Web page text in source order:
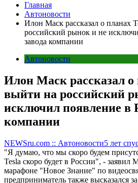
Главная
Автоновости
Илон Маск рассказал о планах
российский рынок и не
завода компании
Автоновости
Илон Маск рассказал о
выйти на российский
исключил появление в
компании
NEWSru.com :: Автоновости5 лет
"Я думаю, что мы скоро будем
Tesla скоро будет в России", - заявил
марафоне "Новое Знание" по
предприниматель также высказался